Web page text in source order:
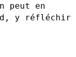
peut en
y réfléchir